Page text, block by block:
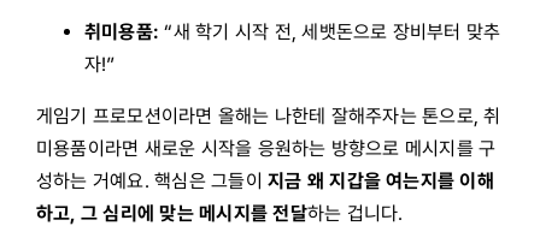
취미용품: “새 학기 시작 전, 세뱃돈으로 장비부터 맞추
자!”
게임기 프로모션이라면 올해는 나한테 잘해주자는 톤으로, 취
미용품이라면 새로운 시작을 응원하는 방향으로 메시지를 구
성하는 거예요. 핵심은 그들이지금 왜 지갑을 여는지를 이해
하고, 그 심리에 맞는 메시지를 전달하는 겁니다.